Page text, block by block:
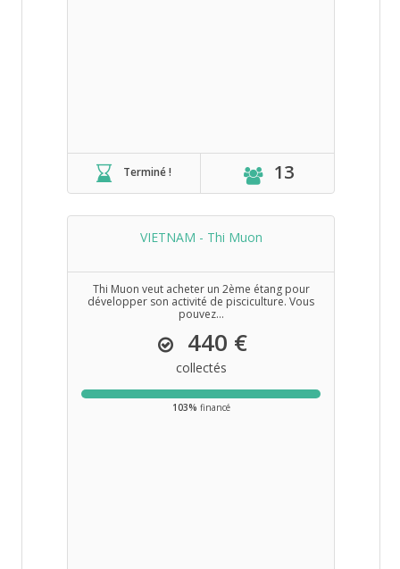
Terminé ! 13
VIETNAM - Thi Muon
Thi Muon veut acheter un 2ème étang pour
développer son activité de pisciculture. Vous
pouvez...
440 €
collectés
103% financé